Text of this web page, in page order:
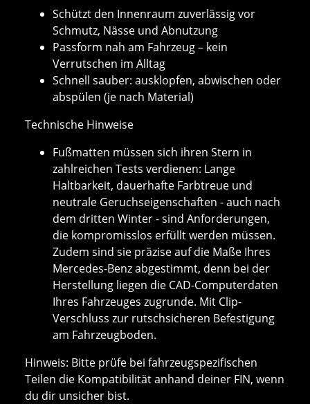
Schützt den Innenraum zuverlässig vor
Schmutz, Nässe und Abnutzung
Passform nah am Fahrzeug – kein
Verrutschen im Alltag
Schnell sauber: ausklopfen, abwischen oder
abspülen (je nach Material)
Technische Hinweise
Fußmatten müssen sich ihren Stern in
zahlreichen Tests verdienen: Lange
Haltbarkeit, dauerhafte Farbtreue und
neutrale Geruchseigenschaften - auch nach
dem dritten Winter - sind Anforderungen,
die kompromisslos erfüllt werden müssen.
Zudem sind sie präzise auf die Maße Ihres
Mercedes-Benz abgestimmt, denn bei der
Herstellung liegen die CAD-Computerdaten
Ihres Fahrzeuges zugrunde. Mit Clip-
Verschluss zur rutschsicheren Befestigung
am Fahrzeugboden.
Hinweis: Bitte prüfe bei fahrzeugspezifischen
Teilen die Kompatibilität anhand deiner FIN, wenn
du dir unsicher bist.